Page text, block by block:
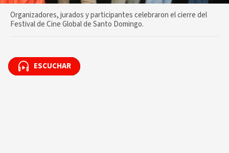
Organizadores, jurados y participantes celebraron el cierre del
Festival de Cine Global de Santo Domingo.
ESCUCHAR
ESCUCHAR